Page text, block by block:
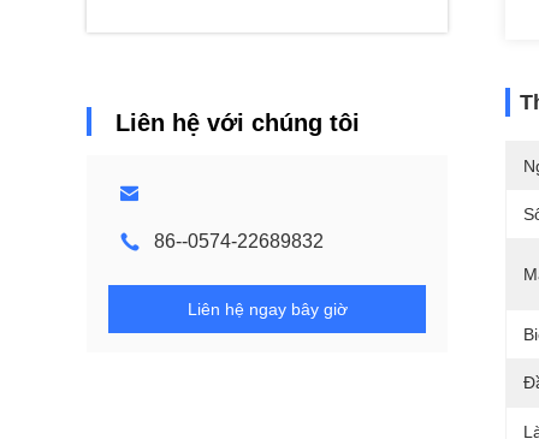
Liên hệ với chúng tôi
86--0574-22689832
Liên hệ ngay bây giờ